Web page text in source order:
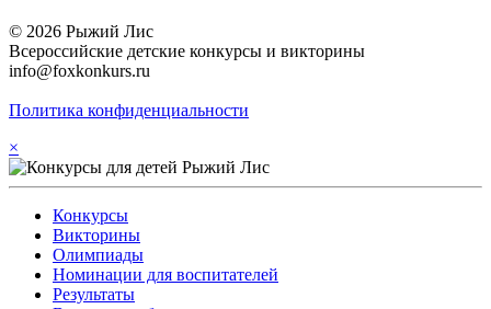
© 2026 Рыжий Лис
Всероссийские детские конкурсы и викторины
info@foxkonkurs.ru
Политика конфиденциальности
×
Конкурсы
Викторины
Олимпиады
Номинации для воспитателей
Результаты